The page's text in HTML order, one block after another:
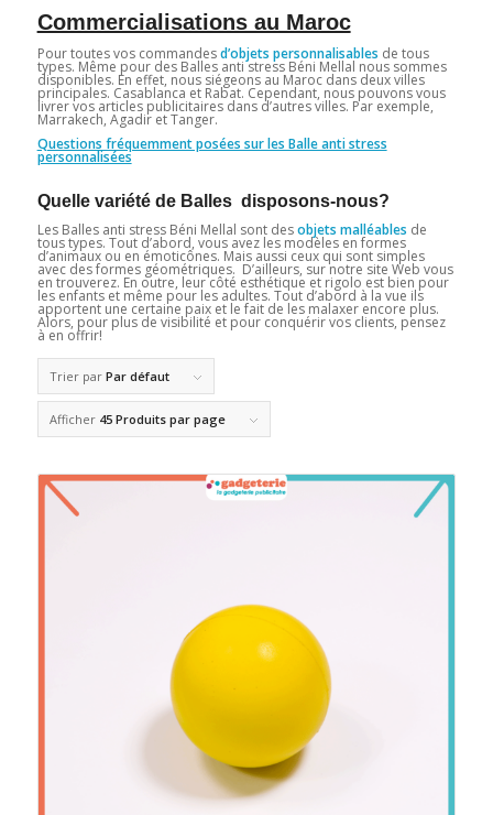
Commercialisations au Maroc
Pour toutes vos commandesd’objets personnalisables de tous
types. Même pour des Balles anti stress Béni Mellal nous sommes
disponibles. En effet, nous siégeons au Maroc dans deux villes
principales. Casablanca et Rabat. Cependant, nous pouvons vous
livrer vos articles publicitaires dans d’autres villes. Par exemple,
Marrakech, Agadir et Tanger.
Questions fréquemment posées sur les Balle anti stress
personnalisées
Quelle variété de Balles disposons-nous?
Les Balles anti stress Béni Mellal sont desobjets malléables de
tous types. Tout d’abord, vous avez les modèles en formes
d’animaux ou en émoticônes. Mais aussi ceux qui sont simples
avec des formes géométriques. D’ailleurs, sur notre site Web vous
en trouverez. En outre, leur côté esthétique et rigolo est bien pour
les enfants et même pour les adultes. Tout d’abord à la vue ils
apportent une certaine paix et le fait de les malaxer encore plus.
Alors, pour plus de visibilité et pour conquérir vos clients, pensez
à en offrir!
Trier par Par défaut
Afficher 45 Produits par page